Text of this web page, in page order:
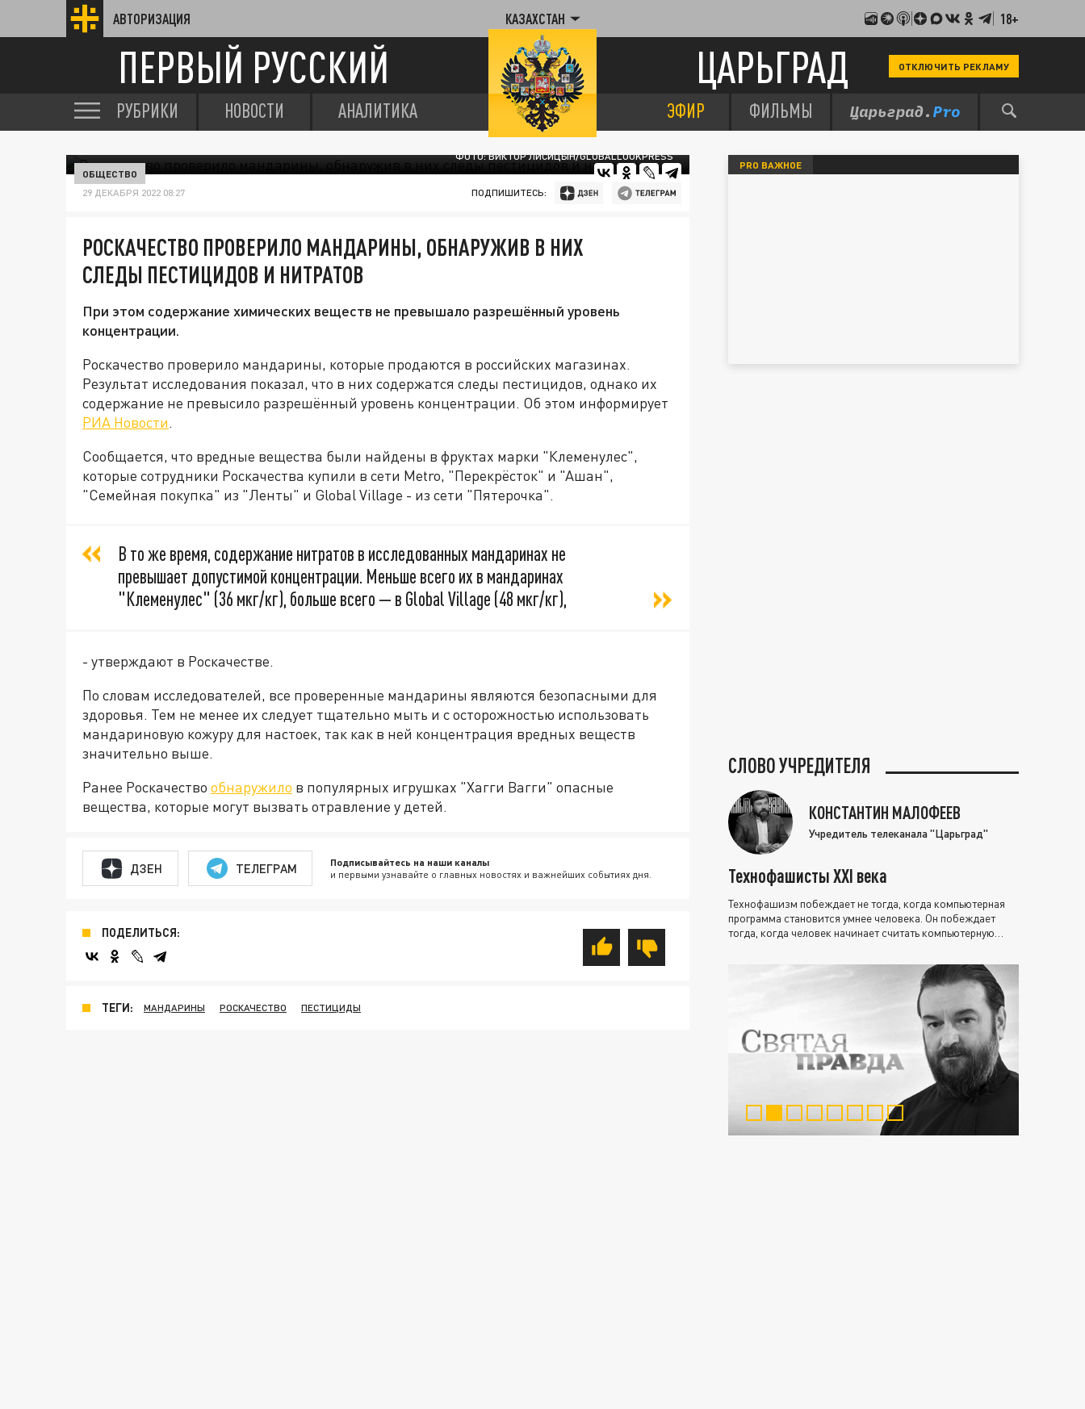
АВТОРИЗАЦИЯ КАЗАХСТАН 18+
ПЕРВЫЙ РУССКИЙ ЦАРЬГРАД ОТКЛЮЧИТЬ РЕКЛАМУ
РУБРИКИ НОВОСТИ АНАЛИТИКА ЭФИР ФИЛЬМЫ
ФОТО: ВИКТОР ЛИСИЦЫН/GLOBALLOOKPRESS
ОБЩЕСТВО
29 ДЕКАБРЯ 2022 08:27 ПОДПИШИТЕСЬ:
РОСКАЧЕСТВО ПРОВЕРИЛО МАНДАРИНЫ, ОБНАРУЖИВ В НИХ
СЛЕДЫ ПЕСТИЦИДОВ И НИТРАТОВ
При этом содержание химических веществ не превышало разрешённый уровень
концентрации.
Роскачество проверило мандарины, которые продаются в российских магазинах.
Результат исследования показал, что в них содержатся следы пестицидов, однако их
содержание не превысило разрешённый уровень концентрации. Об этом информирует
РИА Новости.
Сообщается, что вредные вещества были найдены в фруктах марки "Клеменулес",
которые сотрудники Роскачества купили в сети Metro, "Перекрёсток" и "Ашан",
"Семейная покупка" из "Ленты" и Global Village - из сети "Пятерочка".
В то же время, содержание нитратов в исследованных мандаринах не
превышает допустимой концентрации. Меньше всего их в мандаринах
"Клеменулес" (36 мкг/кг), больше всего — в Global Village (48 мкг/кг),
- утверждают в Роскачестве.
По словам исследователей, все проверенные мандарины являются безопасными для
здоровья. Тем не менее их следует тщательно мыть и с осторожностью использовать
мандариновую кожуру для настоек, так как в ней концентрация вредных веществ
значительно выше.
Ранее Роскачество обнаружило в популярных игрушках "Хагги Вагги" опасные
вещества, которые могут вызвать отравление у детей.
ДЗЕН ТЕЛЕГРАМ Подписывайтесь на наши каналы
и первыми узнавайте о главных новостях и важнейших событиях дня.
ПОДЕЛИТЬСЯ:
ТЕГИ: МАНДАРИНЫ РОСКАЧЕСТВО ПЕСТИЦИДЫ
PRO ВАЖНОЕ
СЛОВО УЧРЕДИТЕЛЯ
КОНСТАНТИН МАЛОФЕЕВ
Учредитель телеканала "Царьград"
Технофашисты XXI века
Технофашизм побеждает не тогда, когда компьютерная
программа становится умнее человека. Он побеждает
тогда, когда человек начинает считать компьютерную